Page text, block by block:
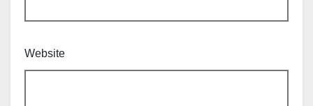
Website